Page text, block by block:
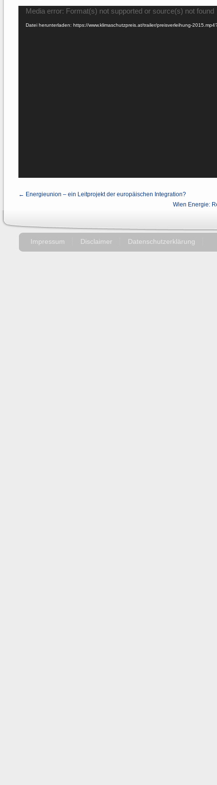
Video-
Media error: Format(s) not supported or source(s) not found
Datei herunterladen: https://www.klimaschutzpreis.at/trailer/preisverleihung-
← Energieunion – ein Leitprojekt der europäischen Integration?
Wien Energie:
Impressum Disclaimer Datenschutzerklärung